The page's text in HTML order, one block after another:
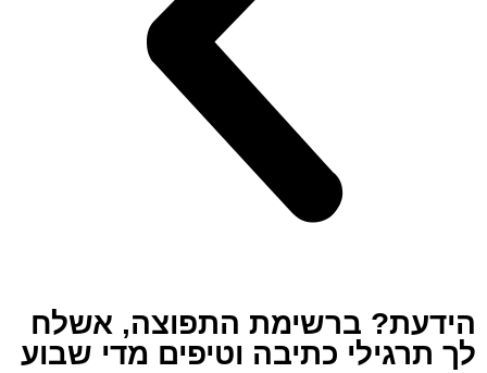
הידעת? ברשימת התפוצה, אשלח
לך תרגילי כתיבה וטיפים מדי שבוע